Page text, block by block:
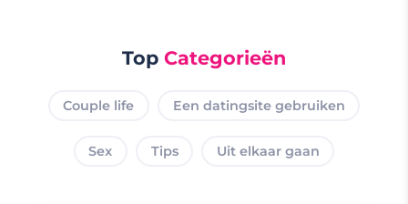
Top Categorieën
Couple life Een datingsite gebruiken
Sex Tips Uit elkaar gaan